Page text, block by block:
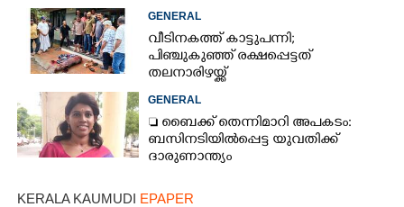
GENERAL
വീടിനകത്ത് കാട്ടുപന്നി;
പിഞ്ചുകുഞ്ഞ് രക്ഷപ്പെട്ടത്
തലനാരിഴയ്ക്ക്
GENERAL
 ബൈക്ക് തെന്നിമാറി അപകടം:
ബസിനടിയിൽപ്പെട്ട യുവതിക്ക്
ദാരുണാന്ത്യം
KERALA KAUMUDI EPAPER